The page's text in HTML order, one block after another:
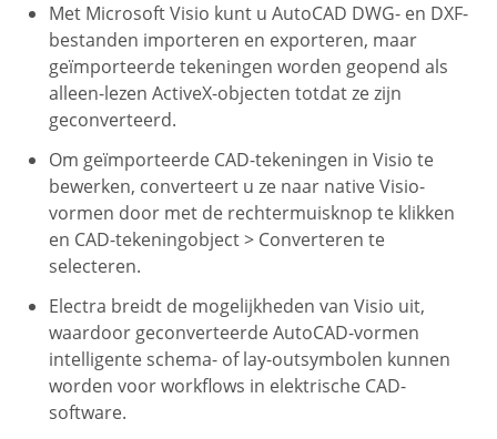
Met Microsoft Visio kunt u AutoCAD DWG- en DXF-
bestanden importeren en exporteren, maar
geïmporteerde tekeningen worden geopend als
alleen-lezen ActiveX-objecten totdat ze zijn
geconverteerd.
Om geïmporteerde CAD-tekeningen in Visio te
bewerken, converteert u ze naar native Visio-
vormen door met de rechtermuisknop te klikken
en CAD-tekeningobject > Converteren te
selecteren.
Electra breidt de mogelijkheden van Visio uit,
waardoor geconverteerde AutoCAD-vormen
intelligente schema- of lay-outsymbolen kunnen
worden voor workflows in elektrische CAD-
software.